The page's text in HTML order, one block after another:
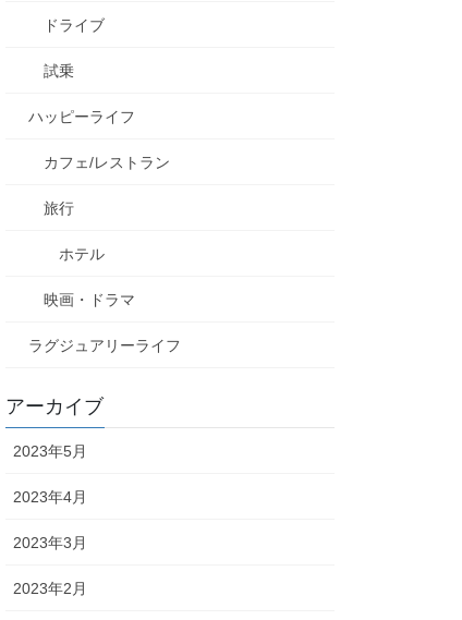
ドライブ
試乗
ハッピーライフ
カフェ/レストラン
旅行
ホテル
映画・ドラマ
ラグジュアリーライフ
アーカイブ
2023年5月
2023年4月
2023年3月
2023年2月